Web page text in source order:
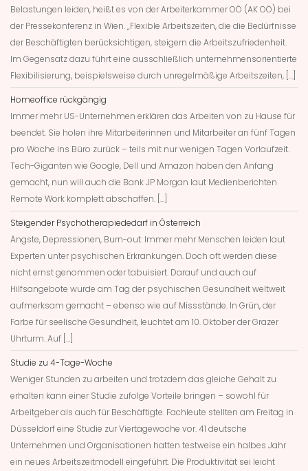
Belastungen leiden, heißt es von der Arbeiterkammer OÖ (AK OÖ) bei
der Pressekonferenz in Wien. „Flexible Arbeitszeiten, die die Bedürfnisse
der Beschäftigten berücksichtigen, steigern die Arbeitszufriedenheit.
Im Gegensatz dazu führt eine ausschließlich unternehmensorientierte
Flexibilisierung, beispielsweise durch unregelmäßige Arbeitszeiten, […]
Homeoffice rückgängig
Immer mehr US-Unternehmen erklären das Arbeiten von zu Hause für
beendet. Sie holen ihre Mitarbeiterinnen und Mitarbeiter an fünf Tagen
pro Woche ins Büro zurück – teils mit nur wenigen Tagen Vorlaufzeit.
Tech-Giganten wie Google, Dell und Amazon haben den Anfang
gemacht, nun will auch die Bank JP Morgan laut Medienberichten
Remote Work komplett abschaffen. […]
Steigender Psychotherapiededarf in Österreich
Ängste, Depressionen, Burn-out: Immer mehr Menschen leiden laut
Experten unter psychischen Erkrankungen. Doch oft werden diese
nicht ernst genommen oder tabuisiert. Darauf und auch auf
Hilfsangebote wurde am Tag der psychischen Gesundheit weltweit
aufmerksam gemacht – ebenso wie auf Missstände. In Grün, der
Farbe für seelische Gesundheit, leuchtet am 10. Oktober der Grazer
Uhrturm. Auf […]
Studie zu 4-Tage-Woche
Weniger Stunden zu arbeiten und trotzdem das gleiche Gehalt zu
erhalten kann einer Studie zufolge Vorteile bringen – sowohl für
Arbeitgeber als auch für Beschäftigte. Fachleute stellten am Freitag in
Düsseldorf eine Studie zur Viertagewoche vor. 41 deutsche
Unternehmen und Organisationen hatten testweise ein halbes Jahr
ein neues Arbeitszeitmodell eingeführt. Die Produktivität sei leicht